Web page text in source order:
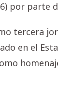
por parte
tercera
en el